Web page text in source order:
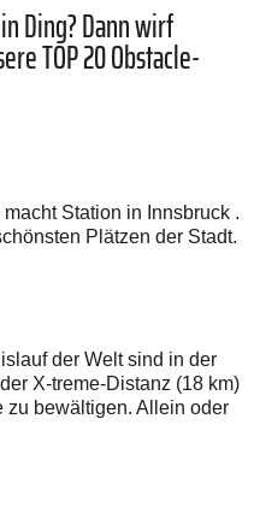
Ding? Dann wirf
TOP 20 Obstacle-
Station in Innsbruck .
Plätzen der Stadt.
der Welt sind in der
X-treme-Distanz (18 km)
bewältigen. Allein oder